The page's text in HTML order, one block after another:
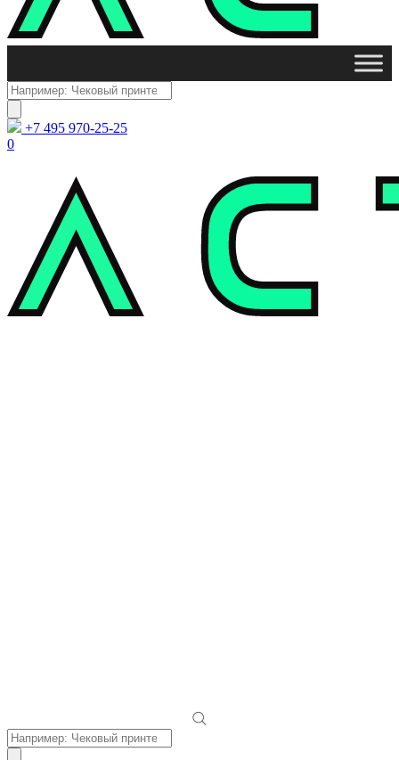
Поиск
товаров
+7 495 970-25-25
0
Поиск
товаров